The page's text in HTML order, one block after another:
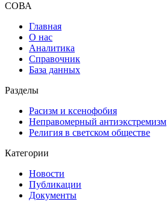
СОВА
Главная
О нас
Аналитика
Справочник
База данных
Разделы
Расизм и ксенофобия
Неправомерный антиэкстремизм
Религия в светском обществе
Категории
Новости
Публикации
Документы